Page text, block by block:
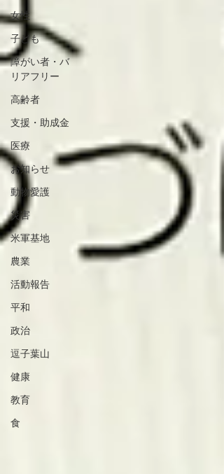
女性
子ども
障がい者・バ
リアフリー
高齢者
支援・助成金
医療
お知らせ
動物愛護
災害
米軍基地
農業
活動報告
平和
政治
逗子葉山
健康
教育
食